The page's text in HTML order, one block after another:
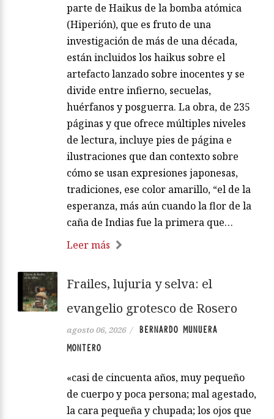
parte de Haikus de la bomba atómica
(Hiperión), que es fruto de una
investigación de más de una década,
están incluidos los haikus sobre el
artefacto lanzado sobre inocentes y se
divide entre infierno, secuelas,
huérfanos y posguerra. La obra, de 235
páginas y que ofrece múltiples niveles
de lectura, incluye pies de página e
ilustraciones que dan contexto sobre
cómo se usan expresiones japonesas,
tradiciones, ese color amarillo, “el de la
esperanza, más aún cuando la flor de la
caña de Indias fue la primera que…
Leer más
Frailes, lujuria y selva: el
evangelio grotesco de Rosero
agosto 06, 2026 /
BERNARDO MUNUERA
MONTERO
«casi de cincuenta años, muy pequeño
de cuerpo y poca persona; mal agestado,
la cara pequeña y chupada; los ojos que